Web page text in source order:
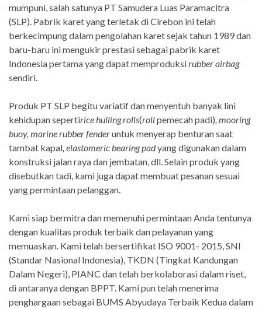
mumpuni, salah satunya PT Samudera Luas Paramacitra
(SLP). Pabrik karet yang terletak di Cirebon ini telah
berkecimpung dalam pengolahan karet sejak tahun 1989 dan
baru-baru ini mengukir prestasi sebagai pabrik karet
Indonesia pertama yang dapat memproduksirubber airbag
sendiri.
Produk PT SLP begitu variatif dan menyentuh banyak lini
kehidupan sepertirice hulling rolls(rollpemecah padi), mooring
buoy, marine rubber fenderuntuk menyerap benturan saat
tambat kapal, elastomeric bearing padyang digunakan dalam
konstruksi jalan raya dan jembatan, dll. Selain produk yang
disebutkan tadi, kami juga dapat membuat pesanan sesuai
yang permintaan pelanggan.
Kami siap bermitra dan memenuhi permintaan Anda tentunya
dengan kualitas produk terbaik dan pelayanan yang
memuaskan. Kami telah bersertifikat ISO 9001- 2015, SNI
(Standar Nasional Indonesia), TKDN (Tingkat Kandungan
Dalam Negeri), PIANC dan telah berkolaborasi dalam riset,
di antaranya dengan BPPT. Kami pun telah menerima
penghargaan sebagai BUMS Abyudaya Terbaik Kedua dalam